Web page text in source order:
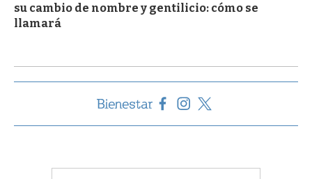
su cambio de nombre y gentilicio: cómo se
llamará